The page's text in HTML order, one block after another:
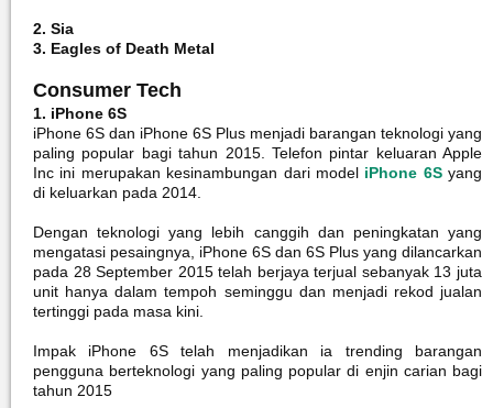
2. Sia
3. Eagles of Death Metal
Consumer Tech
1. iPhone 6S
iPhone 6S dan iPhone 6S Plus menjadi barangan teknologi yang
paling popular bagi tahun 2015. Telefon pintar keluaran Apple
Inc ini merupakan kesinambungan dari model iPhone 6Syang
di keluarkan pada 2014.
Dengan teknologi yang lebih canggih dan peningkatan yang
mengatasi pesaingnya, iPhone 6S dan 6S Plus yang dilancarkan
pada 28 September 2015 telah berjaya terjual sebanyak 13 juta
unit hanya dalam tempoh seminggu dan menjadi rekod jualan
tertinggi pada masa kini.
Impak iPhone 6S telah menjadikan ia trending barangan
pengguna berteknologi yang paling popular di enjin carian bagi
tahun 2015